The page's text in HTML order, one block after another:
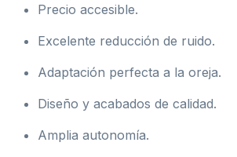
Precio accesible.
Excelente reducción de ruido.
Adaptación perfecta a la oreja.
Diseño y acabados de calidad.
Amplia autonomía.